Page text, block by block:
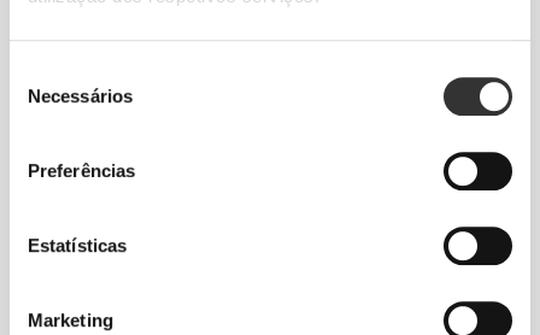
Necessários
Preferências
Estatísticas
Marketing
Total liberdade de movimento. Um ajuste
casual.